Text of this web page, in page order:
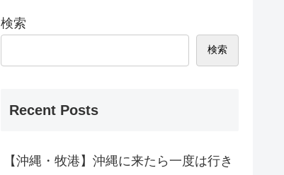
検索
検索
Recent Posts
【沖縄・牧港】沖縄に来たら一度は行き